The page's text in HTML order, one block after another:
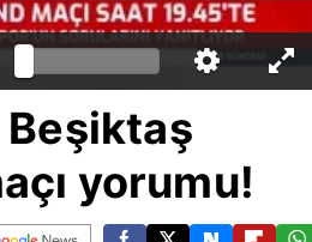
Beşiktaş
yorumu!